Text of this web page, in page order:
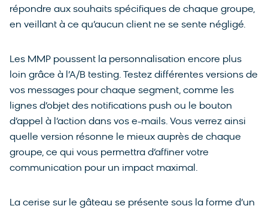
répondre aux souhaits spécifiques de chaque groupe,
en veillant à ce qu’aucun client ne se sente négligé.
Les MMP poussent la personnalisation encore plus
loin grâce à l’A/B testing. Testez différentes versions de
vos messages pour chaque segment, comme les
lignes d’objet des notifications push ou le bouton
d’appel à l’action dans vos e-mails. Vous verrez ainsi
quelle version résonne le mieux auprès de chaque
groupe, ce qui vous permettra d’affiner votre
communication pour un impact maximal.
La cerise sur le gâteau se présente sous la forme d’un